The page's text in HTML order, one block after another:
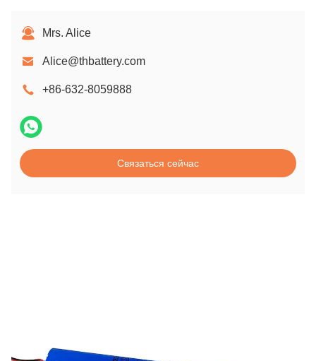
Mrs. Alice
Alice@thbattery.com
+86-632-8059888
Связаться сейчас